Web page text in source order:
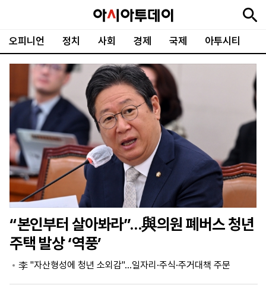
오피니언 정치 사회 경제 국제 아투시티
스
신
보
치
회
제
제
피
플
투
화
포
츠
토
ENGLISH
文
Tiếng
Việt
지
면
기
신
문
독
후
원
기
제
보
시
회
사
개
앱
설
“본인부터 살아봐라”…與의원 폐버스 청년
주택 발상 ‘역풍’
李 "자산형성에 청년 소외감"…일자리·주식·주거대책 주문